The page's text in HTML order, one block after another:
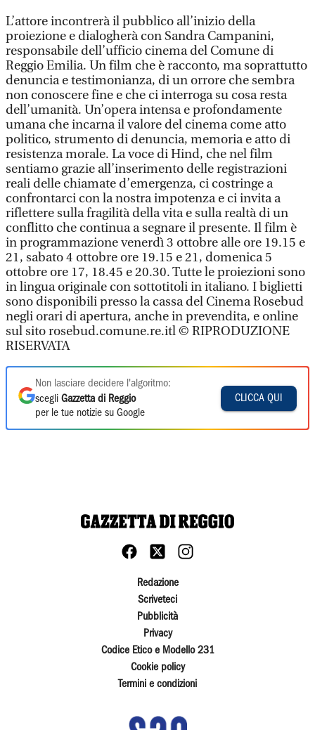
L’attore incontrerà il pubblico all’inizio della
proiezione e dialogherà con Sandra Campanini,
responsabile dell’ufficio cinema del Comune di
Reggio Emilia. Un film che è racconto, ma soprattutto
denuncia e testimonianza, di un orrore che sembra
non conoscere fine e che ci interroga su cosa resta
dell’umanità. Un’opera intensa e profondamente
umana che incarna il valore del cinema come atto
politico, strumento di denuncia, memoria e atto di
resistenza morale. La voce di Hind, che nel film
sentiamo grazie all’inserimento delle registrazioni
reali delle chiamate d’emergenza, ci costringe a
confrontarci con la nostra impotenza e ci invita a
riflettere sulla fragilità della vita e sulla realtà di un
conflitto che continua a segnare il presente. Il film è
in programmazione venerdì 3 ottobre alle ore 19.15 e
21, sabato 4 ottobre ore 19.15 e 21, domenica 5
ottobre ore 17, 18.45 e 20.30. Tutte le proiezioni sono
in lingua originale con sottotitoli in italiano. I biglietti
sono disponibili presso la cassa del Cinema Rosebud
negli orari di apertura, anche in prevendita, e online
sul sito rosebud.comune.re.itl © RIPRODUZIONE
RISERVATA
Non lasciare decidere l'algoritmo:
scegli Gazzetta di Reggio
per le tue notizie su Google
CLICCA QUI
Redazione
Scriveteci
Pubblicità
Privacy
Codice Etico e Modello 231
Cookie policy
Termini e condizioni